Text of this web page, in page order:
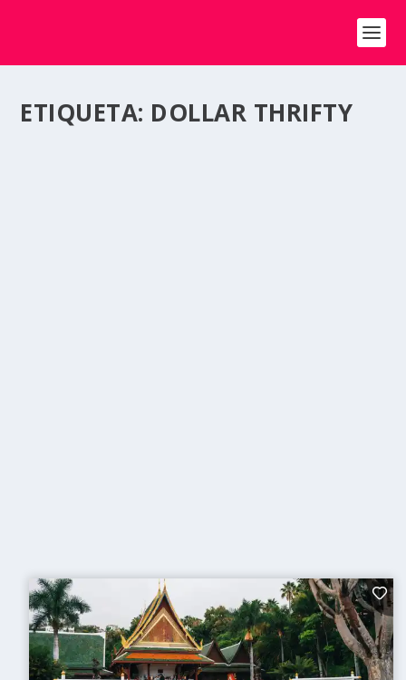
ETIQUETA: DOLLAR THRIFTY